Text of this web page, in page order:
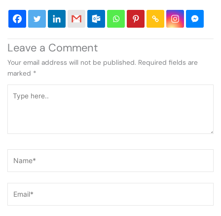
Leave a Comment
Your email address will not be published. Required fields are
marked *
here..